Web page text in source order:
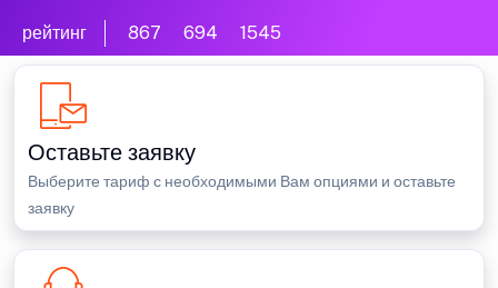
рейтинг 867 694 1545
Оставьте заявку
Выберите тариф с необходимыми Вам опциями и оставьте
заявку